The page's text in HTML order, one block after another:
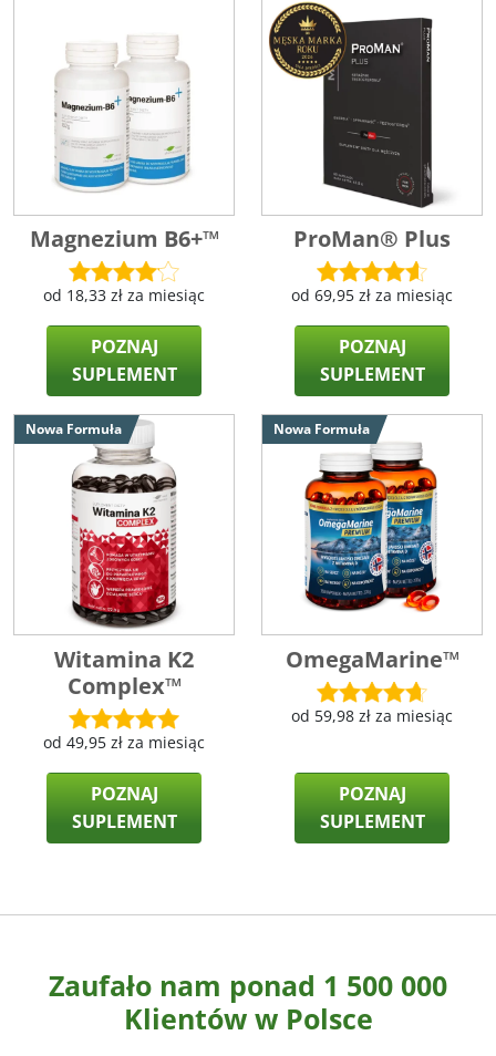
Magnezium B6+™
od 18,33 zł za miesiąc
POZNAJ
SUPLEMENT
ProMan® Plus
od 69,95 zł za miesiąc
POZNAJ
SUPLEMENT
Nowa Formuła
Witamina K2
Complex™
od 49,95 zł za miesiąc
POZNAJ
SUPLEMENT
Nowa Formuła
OmegaMarine™
od 59,98 zł za miesiąc
POZNAJ
SUPLEMENT
Zaufało nam ponad 1 500 000
Klientów w Polsce